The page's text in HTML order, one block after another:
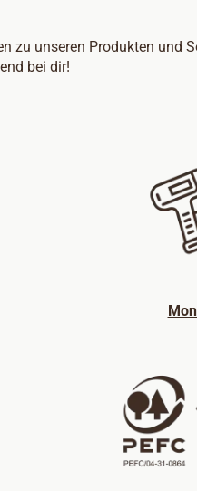
zu unseren Produkten und
bei dir!